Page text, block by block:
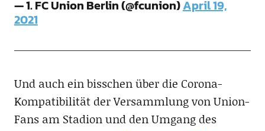
— 1. FC Union Berlin (@fcunion)April 19,
2021
Und auch ein bisschen über die Corona-
Kompatibilität der Versammlung von Union-
Fans am Stadion und den Umgang des